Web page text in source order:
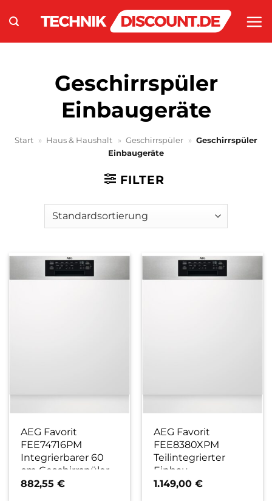
Inhalt
springen
Geschirrspüler
Einbaugeräte
Start » Haus & Haushalt » Geschirrspüler » Geschirrspüler
Einbaugeräte
FILTER
AEG Favorit
FEE74716PM
Integrierbarer 60
cm Geschirrspüler
edelstahl/cleansteel
882,55€
AEG Favorit
FEE8380XPM
Teilintegrierter
Einbau-
Geschirrspüler 60
1.149,00€